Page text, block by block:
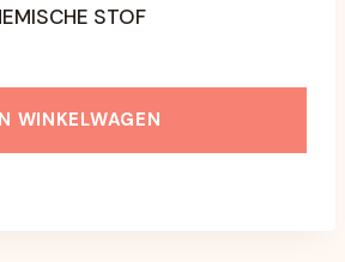
STOF
WINKELWAGEN